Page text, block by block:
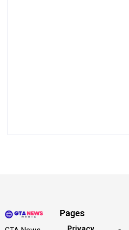
Pages